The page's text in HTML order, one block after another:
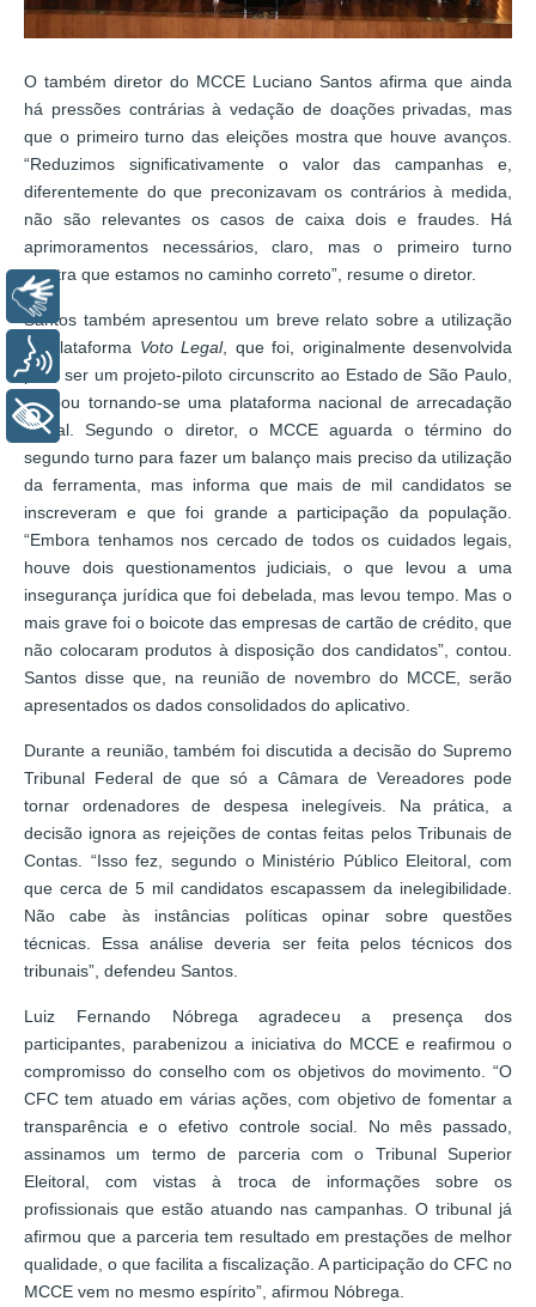
O também diretor do MCCE Luciano Santos afirma que ainda
há pressões contrárias à vedação de doações privadas, mas
que o primeiro turno das eleições mostra que houve avanços.
“Reduzimos significativamente o valor das campanhas e,
diferentemente do que preconizavam os contrários à medida,
não são relevantes os casos de caixa dois e fraudes. Há
aprimoramentos necessários, claro, mas o primeiro turno
mostra que estamos no caminho correto”, resume o diretor.
Santos também apresentou um breve relato sobre a utilização
da plataforma Voto Legal, que foi, originalmente desenvolvida
para ser um projeto-piloto circunscrito ao Estado de São Paulo,
acabou tornando-se uma plataforma nacional de arrecadação
virtual. Segundo o diretor, o MCCE aguarda o término do
segundo turno para fazer um balanço mais preciso da utilização
da ferramenta, mas informa que mais de mil candidatos se
inscreveram e que foi grande a participação da população.
“Embora tenhamos nos cercado de todos os cuidados legais,
houve dois questionamentos judiciais, o que levou a uma
insegurança jurídica que foi debelada, mas levou tempo. Mas o
mais grave foi o boicote das empresas de cartão de crédito, que
não colocaram produtos à disposição dos candidatos”, contou.
Santos disse que, na reunião de novembro do MCCE, serão
apresentados os dados consolidados do aplicativo.
Durante a reunião, também foi discutida a decisão do Supremo
Tribunal Federal de que só a Câmara de Vereadores pode
tornar ordenadores de despesa inelegíveis. Na prática, a
decisão ignora as rejeições de contas feitas pelos Tribunais de
Contas. “Isso fez, segundo o Ministério Público Eleitoral, com
que cerca de 5 mil candidatos escapassem da inelegibilidade.
Não cabe às instâncias políticas opinar sobre questões
técnicas. Essa análise deveria ser feita pelos técnicos dos
tribunais”, defendeu Santos.
Luiz Fernando Nóbrega agradeceu a presença dos
participantes, parabenizou a iniciativa do MCCE e reafirmou o
compromisso do conselho com os objetivos do movimento. “O
CFC tem atuado em várias ações, com objetivo de fomentar a
transparência e o efetivo controle social. No mês passado,
assinamos um termo de parceria com o Tribunal Superior
Eleitoral, com vistas à troca de informações sobre os
profissionais que estão atuando nas campanhas. O tribunal já
afirmou que a parceria tem resultado em prestações de melhor
qualidade, o que facilita a fiscalização. A participação do CFC no
MCCE vem no mesmo espírito”, afirmou Nóbrega.
Voz